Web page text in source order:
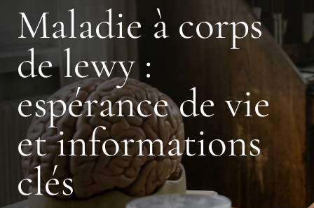
Maladie à corps
de lewy :
espérance de vie
et informations
clés